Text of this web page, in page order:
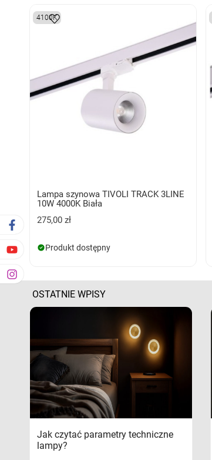
4100K
Lampa szynowa TIVOLI TRACK 3LINE
10W 4000K Biała
275,00 zł
Produkt dostępny
OSTATNIE WPISY
Jak czytać parametry techniczne
lampy?